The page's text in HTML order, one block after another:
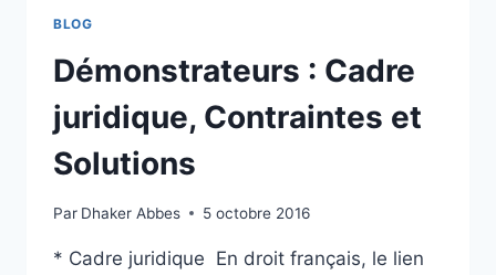
BLOG
Démonstrateurs : Cadre
juridique, Contraintes et
Solutions
Par Dhaker Abbes 5 octobre 2016
* Cadre juridique En droit français, le lien